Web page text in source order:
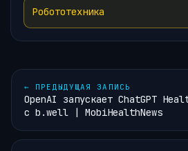
Робототехника
← ПРЕДЫДУЩАЯ ЗАПИСЬ
OpenAI запускает ChatGPT
с b.well | MobiHealthNews